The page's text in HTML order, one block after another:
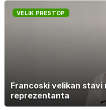
VELIK PRESTOP
Francoski velikan stavi
reprezentanta